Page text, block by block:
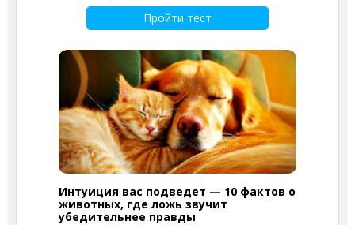
Пройти тест
Интуиция вас подведет — 10 фактов о
животных, где ложь звучит
убедительнее правды